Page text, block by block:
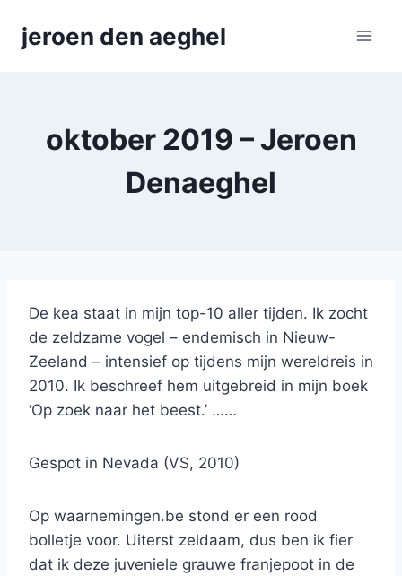
jeroen den aeghel
oktober 2019 – Jeroen
Denaeghel
De kea staat in mijn top-10 aller tijden. Ik zocht
de zeldzame vogel – endemisch in Nieuw-
Zeeland – intensief op tijdens mijn wereldreis in
2010. Ik beschreef hem uitgebreid in mijn boek
‘Op zoek naar het beest.’ ……
Gespot in Nevada (VS, 2010)
Op waarnemingen.be stond er een rood
bolletje voor. Uiterst zeldaam, dus ben ik fier
dat ik deze juveniele grauwe franjepoot in de